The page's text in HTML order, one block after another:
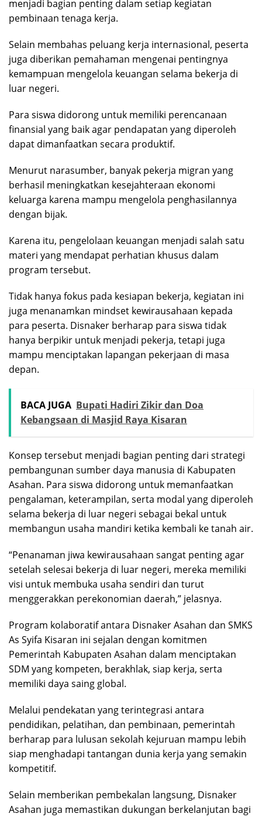
menjadi bagian penting dalam setiap kegiatan
pembinaan tenaga kerja.
Selain membahas peluang kerja internasional, peserta
juga diberikan pemahaman mengenai pentingnya
kemampuan mengelola keuangan selama bekerja di
luar negeri.
Para siswa didorong untuk memiliki perencanaan
finansial yang baik agar pendapatan yang diperoleh
dapat dimanfaatkan secara produktif.
Menurut narasumber, banyak pekerja migran yang
berhasil meningkatkan kesejahteraan ekonomi
keluarga karena mampu mengelola penghasilannya
dengan bijak.
Karena itu, pengelolaan keuangan menjadi salah satu
materi yang mendapat perhatian khusus dalam
program tersebut.
Tidak hanya fokus pada kesiapan bekerja, kegiatan ini
juga menanamkan mindset kewirausahaan kepada
para peserta. Disnaker berharap para siswa tidak
hanya berpikir untuk menjadi pekerja, tetapi juga
mampu menciptakan lapangan pekerjaan di masa
depan.
BACA JUGA Bupati Hadiri Zikir dan Doa
Kebangsaan di Masjid Raya Kisaran
Konsep tersebut menjadi bagian penting dari strategi
pembangunan sumber daya manusia di Kabupaten
Asahan. Para siswa didorong untuk memanfaatkan
pengalaman, keterampilan, serta modal yang diperoleh
selama bekerja di luar negeri sebagai bekal untuk
membangun usaha mandiri ketika kembali ke tanah air.
“Penanaman jiwa kewirausahaan sangat penting agar
setelah selesai bekerja di luar negeri, mereka memiliki
visi untuk membuka usaha sendiri dan turut
menggerakkan perekonomian daerah,” jelasnya.
Program kolaboratif antara Disnaker Asahan dan SMKS
As Syifa Kisaran ini sejalan dengan komitmen
Pemerintah Kabupaten Asahan dalam menciptakan
SDM yang kompeten, berakhlak, siap kerja, serta
memiliki daya saing global.
Melalui pendekatan yang terintegrasi antara
pendidikan, pelatihan, dan pembinaan, pemerintah
berharap para lulusan sekolah kejuruan mampu lebih
siap menghadapi tantangan dunia kerja yang semakin
kompetitif.
Selain memberikan pembekalan langsung, Disnaker
Asahan juga memastikan dukungan berkelanjutan bagi